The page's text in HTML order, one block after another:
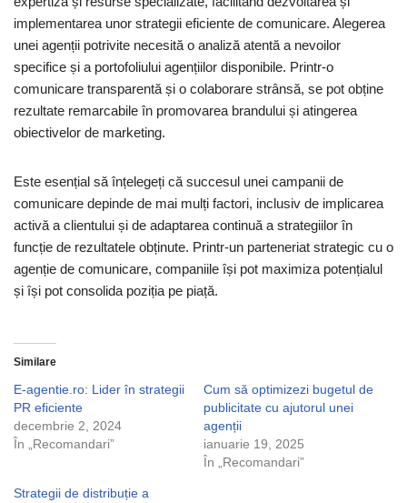
implementarea unor strategii eficiente de comunicare. Alegerea
unei agenții potrivite necesită o analiză atentă a nevoilor
specifice și a portofoliului agențiilor disponibile. Printr-o
comunicare transparentă și o colaborare strânsă, se pot obține
rezultate remarcabile în promovarea brandului și atingerea
obiectivelor de marketing.
Este esențial să înțelegeți că succesul unei campanii de
comunicare depinde de mai mulți factori, inclusiv de implicarea
activă a clientului și de adaptarea continuă a strategiilor în
funcție de rezultatele obținute. Printr-un parteneriat strategic cu o
agenție de comunicare, companiile își pot maximiza potențialul
și își pot consolida poziția pe piață.
Similare
E-agentie.ro: Lider în strategii
PR eficiente
decembrie 2, 2024
În „Recomandari”
Cum să optimizezi bugetul de
publicitate cu ajutorul unei
agenții
ianuarie 19, 2025
În „Recomandari”
Strategii de distribuție a